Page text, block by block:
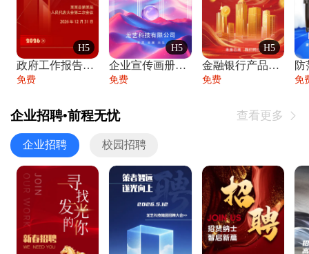
H5
政府工作报告政府年终工作总结
免费
H5
企业宣传画册公司简介产品介绍业务宣传手册
免费
H5
金融银行产品宣传手册企业宣传产品介绍
免费
防
免
企业招聘•前程无忧 查看更多 
企业招聘 校园招聘